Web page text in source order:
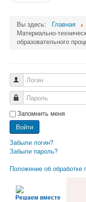
Вы здесь:
Главная
Материально-
образовательного
Логин
Пароль
Запомнить меня
Войти
Забыли логин?
Забыли пароль?
Положение об обработке
Решаем вместе